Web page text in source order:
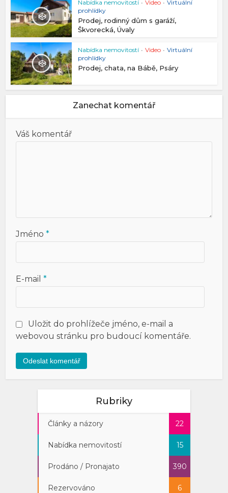
Nabídka nemovitostí • Video • Virtuální
prohlídky
Prodej, rodinný dům s garáží,
Škvorecká, Úvaly
Nabídka nemovitostí • Video • Virtuální
prohlídky
Prodej, chata, na Bábě, Psáry
Zanechat komentář
Váš komentář
Jméno*
E-mail*
Uložit do prohlížeče jméno, e-mail a
webovou stránku pro budoucí komentáře.
Rubriky
Články a názory 22
Nabídka nemovitostí 15
Prodáno / Pronajato 390
Rezervováno 6